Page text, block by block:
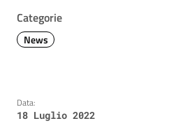
Categorie
News
Data:
18 Luglio 2022